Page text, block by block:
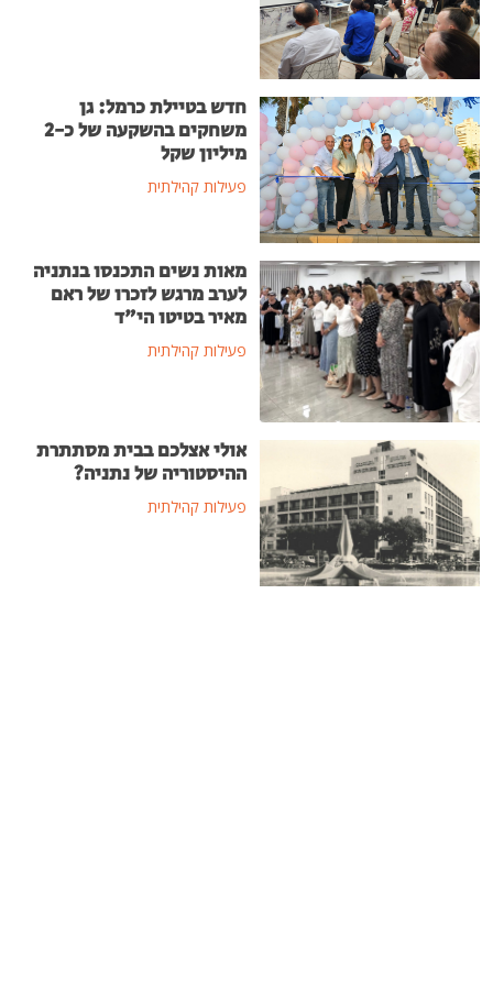
חדש בטיילת כרמל: גן
משחקים בהשקעה של כ-2
מיליון שקל
פעילות קהילתית
מאות נשים התכנסו בנתניה
לערב מרגש לזכרו של ראם
מאיר בטיטו הי"ד
פעילות קהילתית
אולי אצלכם בבית מסתתרת
ההיסטוריה של נתניה?
פעילות קהילתית